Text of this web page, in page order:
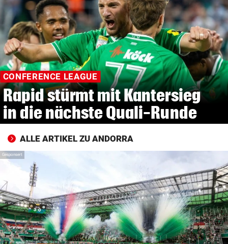
© Krone Multimedia GmbH & Co KG 2026
Muthgasse 2, 1190 Wien
CONFERENCE LEAGUE
Rapid stürmt mit Kantersieg
in die nächste Quali-Runde
ALLE ARTIKEL ZU ANDORRA
Gesponsert